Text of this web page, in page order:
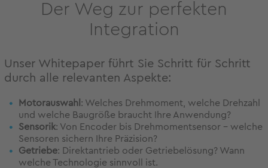
Der Weg zur perfekten
Integration
Unser Whitepaper führt Sie Schritt für Schritt
durch alle relevanten Aspekte:
Motorauswahl : Welches Drehmoment, welche Drehzahl
und welche Baugröße braucht Ihre Anwendung?
Sensorik: Von Encoder bis Drehmomentsensor – welche
Sensoren sichern Ihre Präzision?
Getriebe: Direktantrieb oder Getriebelösung? Wann
welche Technologie sinnvoll ist.